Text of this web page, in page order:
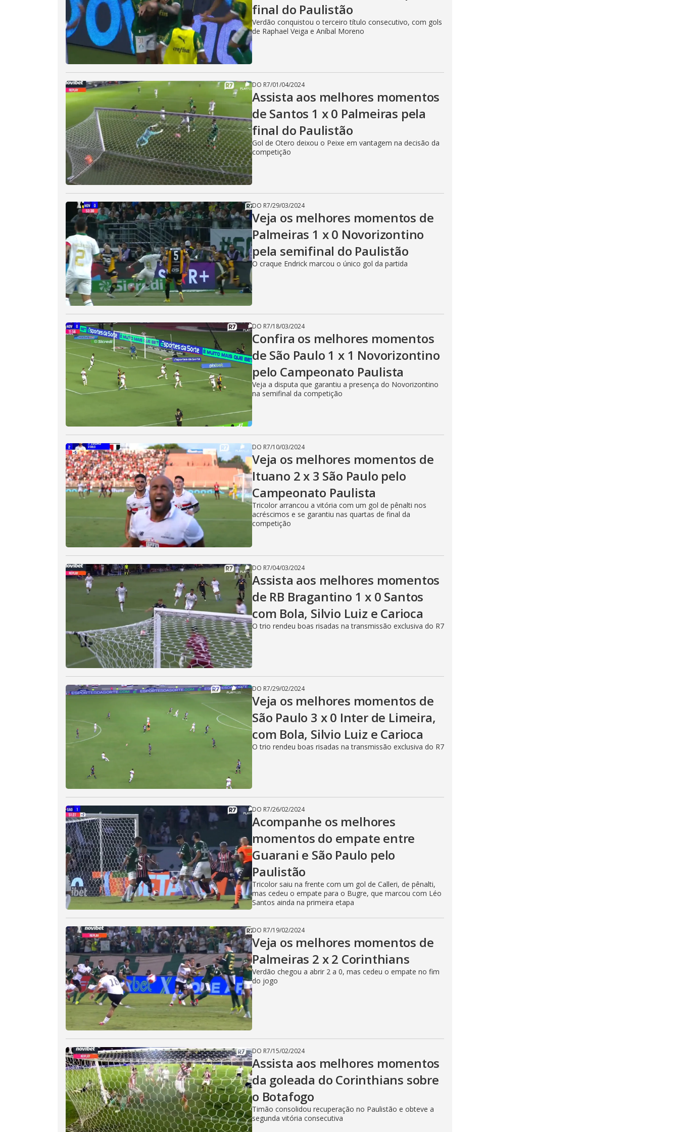
i
d
e
o
final do Paulistão
Verdão conquistou o terceiro título consecutivo, com gols
de Raphael Veiga e Aníbal Moreno
DO R7/01/04/2024
Assista aos melhores momentos
de Santos 1 x 0 Palmeiras pela
final do Paulistão
Gol de Otero deixou o Peixe em vantagem na decisão da
competição
DO R7/29/03/2024
Veja os melhores momentos de
Palmeiras 1 x 0 Novorizontino
pela semifinal do Paulistão
O craque Endrick marcou o único gol da partida
DO R7/18/03/2024
Confira os melhores momentos
de São Paulo 1 x 1 Novorizontino
pelo Campeonato Paulista
Veja a disputa que garantiu a presença do Novorizontino
na semifinal da competição
DO R7/10/03/2024
Veja os melhores momentos de
Ituano 2 x 3 São Paulo pelo
Campeonato Paulista
Tricolor arrancou a vitória com um gol de pênalti nos
acréscimos e se garantiu nas quartas de final da
competição
DO R7/04/03/2024
Assista aos melhores momentos
de RB Bragantino 1 x 0 Santos
com Bola, Silvio Luiz e Carioca
O trio rendeu boas risadas na transmissão exclusiva do R7
DO R7/29/02/2024
Veja os melhores momentos de
São Paulo 3 x 0 Inter de Limeira,
com Bola, Silvio Luiz e Carioca
O trio rendeu boas risadas na transmissão exclusiva do R7
DO R7/26/02/2024
Acompanhe os melhores
momentos do empate entre
Guarani e São Paulo pelo
Paulistão
Tricolor saiu na frente com um gol de Calleri, de pênalti,
mas cedeu o empate para o Bugre, que marcou com Léo
Santos ainda na primeira etapa
DO R7/19/02/2024
Veja os melhores momentos de
Palmeiras 2 x 2 Corinthians
Verdão chegou a abrir 2 a 0, mas cedeu o empate no fim
do jogo
DO R7/15/02/2024
Assista aos melhores momentos
da goleada do Corinthians sobre
o Botafogo
Timão consolidou recuperação no Paulistão e obteve a
segunda vitória consecutiva